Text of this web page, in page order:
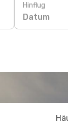
Hinflug
Datum